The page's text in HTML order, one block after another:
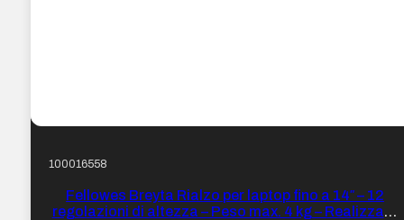
100016558
Fellowes Breyta Rialzo per laptop fino a 14″ – 12
regolazioni di altezza – Peso max. 4 kg – Realizzato